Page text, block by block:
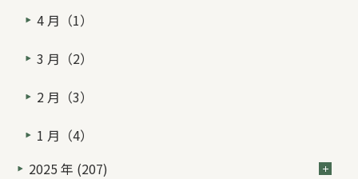
4 月（1）
3 月（2）
2 月（3）
1 月（4）
2025 年 (207)